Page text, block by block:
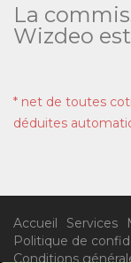
La
Wizdeo
* net de toutes
déduites
Accueil Services
Politique de
Conditions